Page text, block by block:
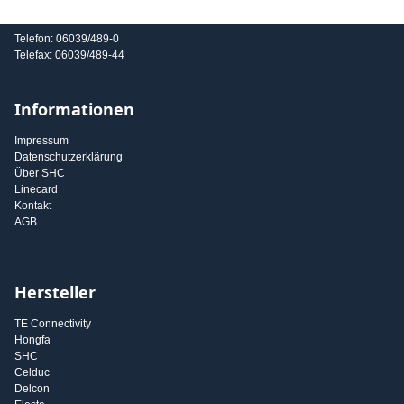
Telefon: 06039/489-0
Telefax: 06039/489-44
Informationen
Impressum
Datenschutzerklärung
Über SHC
Linecard
Kontakt
AGB
Hersteller
TE Connectivity
Hongfa
SHC
Celduc
Delcon